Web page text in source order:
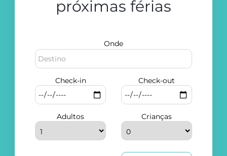
próximas férias
Onde
Check-in Check-out
Adultos Crianças